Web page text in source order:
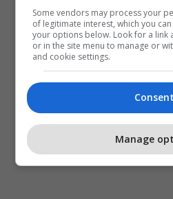
Some vendors may process your
of legitimate interest, which you
your options below. Look for a link
or in the site menu to manage or
and cookie settings.
Consent
Manage